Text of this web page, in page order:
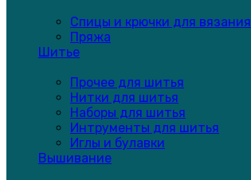
Спицы и крючки для вязания
Пряжа
Шитье
Прочее для шитья
Нитки для шитья
Наборы для шитья
Интрументы для шитья
Иглы и булавки
Вышивание